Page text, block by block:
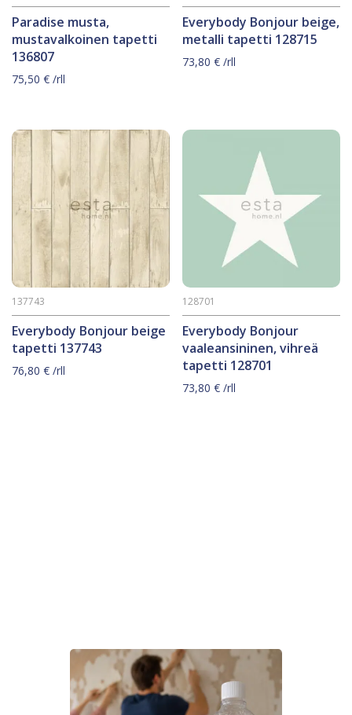
Paradise musta,
mustavalkoinen tapetti
136807
75,50 € /rll
Everybody Bonjour beige,
metalli tapetti 128715
73,80€ /rll
Everybody Bonjour beige
tapetti 137743
137743
76,80 € /rll
Everybody Bonjour
vaaleansininen, vihreä
tapetti 128701
128701
73,80€ /rll